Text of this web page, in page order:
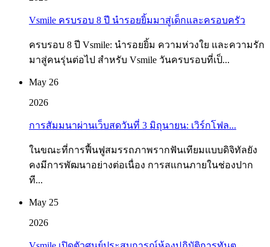
Vsmile ครบรอบ 8 ปี นำรอยยิ้มมาสู่เด็กและครอบครัว
ครบรอบ 8 ปี Vsmile: นำรอยยิ้ม ความห่วงใย และความรัก
มาสู่คนรุ่นต่อไป สำหรับ Vsmile วันครบรอบที่เป็...
May 26
2026
การสัมมนาผ่านเว็บสดวันที่ 3 มิถุนายน: เวิร์กโฟล...
ในขณะที่การฟื้นฟูสมรรถภาพรากฟันเทียมแบบดิจิทัลยัง
คงมีการพัฒนาอย่างต่อเนื่อง การสแกนภายในช่องปาก
ที...
May 25
2026